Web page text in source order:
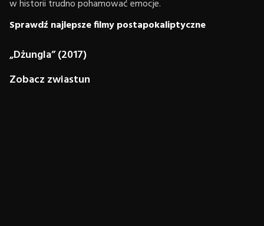
w historii trudno pohamować emocje.
Sprawdź najlepsze filmy postapokaliptyczne
„Dżungla” (2017)
Zobacz zwiastun